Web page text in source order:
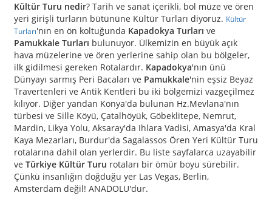
Kültür Turu nedir? Tarih ve sanat içerikli, bol müze ve ören
yeri girişli turların bütününe Kültür Turları diyoruz. Kültür
Turları'nın en ön koltuğunda Kapadokya Turları ve
Pamukkale Turları bulunuyor. Ülkemizin en büyük açık
hava müzelerine ve ören yerlerine sahip olan bu bölgeler,
ilk gidilmesi gereken Rotalardır. Kapadokya'nın ünü
Dünyayı sarmış Peri Bacaları ve Pamukkale'nin eşsiz Beyaz
Travertenleri ve Antik Kentleri bu iki bölgemizi vazgeçilmez
kılıyor. Diğer yandan Konya'da bulunan Hz.Mevlana'nın
türbesi ve Sille Köyü, Çatalhöyük, Göbeklitepe, Nemrut,
Mardin, Likya Yolu, Aksaray'da Ihlara Vadisi, Amasya'da Kral
Kaya Mezarları, Burdur'da Sagalassos Ören Yeri Kültür Turu
rotalarına dahil olan yerlerdir. Bu liste sayfalarca uzayabilir
ve Türkiye Kültür Turu rotaları bir ömür boyu sürebilir.
Çünkü insanlığın doğduğu yer Las Vegas, Berlin,
Amsterdam değil! ANADOLU'dur.